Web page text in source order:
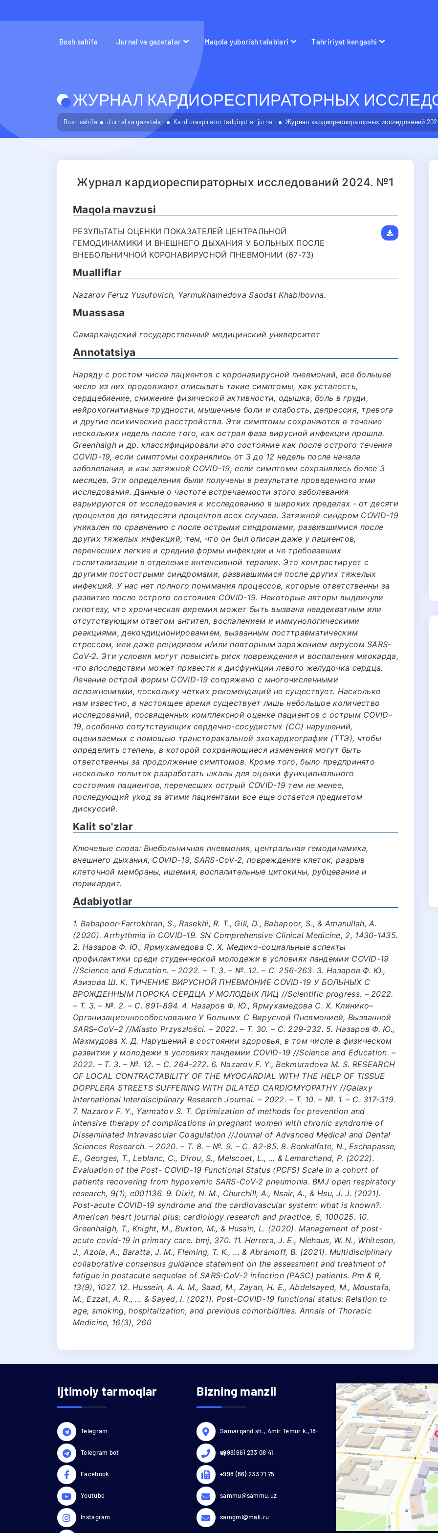
Bosh sahifa Jurnal va gazetalar Maqola yuborish talablari Tahririyat kengashi
ЖУРНАЛ КАРДИОРЕСПИРАТОРНЫХ
Bosh sahifa Jurnal va gazetalar Kardiorespirator tadqiqotlar jurnali Журнал кардиореспираторных исследований
Журнал кардиореспираторных исследований 2024. №1
Maqola mavzusi
РЕЗУЛЬТАТЫ ОЦЕНКИ ПОКАЗАТЕЛЕЙ ЦЕНТРАЛЬНОЙ
ГЕМОДИНАМИКИ И ВНЕШНЕГО ДЫХАНИЯ У БОЛЬНЫХ ПОСЛЕ
ВНЕБОЛЬНИЧНОЙ КОРОНАВИРУСНОЙ ПНЕВМОНИИ (67-73)
Mualliflar
Nazarov Feruz Yusufovich, Yarmukhamedova Saodat Khabibovna.
Muassasa
Самаркандский государственный медицинский университет
Annotatsiya
Наряду с ростом числа пациентов с коронавирусной пневмоний, все большее
число из них продолжают описывать такие симптомы, как усталость,
сердцебиение, снижение физической активности, одышка, боль в груди,
нейрокогнитивные трудности, мышечные боли и слабость, депрессия, тревога
и другие психические расстройства. Эти симптомы сохраняются в течение
нескольких недель после того, как острая фаза вирусной инфекции прошла.
Greenhalgh и др. классифицировали это состояние как после острого течения
COVID-19, если симптомы сохранялись от 3 до 12 недель после начала
заболевания, и как затяжной COVID-19, если симптомы сохранялись более 3
месяцев. Эти определения были получены в результате проведенного ими
исследования. Данные о частоте встречаемости этого заболевания
варьируются от исследования к исследованию в широких пределах - от десяти
процентов до пятидесяти процентов всех случаев. Затяжной синдром COVID-19
уникален по сравнению с после острыми синдромами, развившимися после
других тяжелых инфекций, тем, что он был описан даже у пациентов,
перенесших легкие и средние формы инфекции и не требовавших
госпитализации в отделение интенсивной терапии. Это контрастирует с
другими постострыми синдромами, развившимися после других тяжелых
инфекций. У нас нет полного понимания процессов, которые ответственны за
развитие после острого состояния COVID-19. Некоторые авторы выдвинули
гипотезу, что хроническая виремия может быть вызвана неадекватным или
отсутствующим ответом антител, воспалением и иммунологическими
реакциями, декондиционированием, вызванным посттравматическим
стрессом, или даже рецидивом и/или повторным заражением вирусом SARS-
CoV-2. Эти условия могут повысить риск повреждения и воспаления миокарда,
что впоследствии может привести к дисфункции левого желудочка сердца.
Лечение острой формы COVID-19 сопряжено с многочисленными
осложнениями, поскольку четких рекомендаций не существует. Насколько
нам известно, в настоящее время существует лишь небольшое количество
исследований, посвященных комплексной оценке пациентов с острым COVID-
19, особенно сопутствующих сердечно-сосудистых (СС) нарушений,
оцениваемых с помощью трансторакальной эхокардиографии (ТТЭ), чтобы
определить степень, в которой сохраняющиеся изменения могут быть
ответственны за продолжение симптомов. Кроме того, было предпринято
несколько попыток разработать шкалы для оценки функционального
состояния пациентов, перенесших острый COVID-19 тем не менее,
последующий уход за этими пациентами все еще остается предметом
дискуссий.
Kalit so'zlar
Ключевые слова: Внебольничная пневмония, центральная гемодинамика,
внешнего дыхания, COVID-19, SARS-CoV-2, повреждение клеток, разрыв
клеточной мембраны, ишемия, воспалительные цитокины, рубцевание и
перикардит.
Adabiyotlar
1. Babapoor-Farrokhran, S., Rasekhi, R. T., Gill, D., Babapoor, S., & Amanullah, A.
(2020). Arrhythmia in COVID-19. SN Comprehensive Clinical Medicine, 2, 1430-1435.
2. Назаров Ф. Ю., Ярмухамедова С. Х. Медико-социальные аспекты
профилактики среди студенческой молодежи в условиях пандемии COVID-19
//Science and Education. – 2022. – Т. 3. – №. 12. – С. 256-263. 3. Назаров Ф. Ю.,
Азизова Ш. К. ТИЧЕНИЕ ВИРУСНОЙ ПНЕВМОНИЕ COVID-19 У БОЛЬНЫХ С
ВРОЖДЕННЫМ ПОРОКА СЕРДЦА У МОЛОДЫХ ЛИЦ //Scientific progress. – 2022.
– Т. 3. – №. 2. – С. 891-894. 4. Назаров Ф. Ю., Ярмухамедова С. Х. Клинико–
Организационноеобоснование У Больных С Вирусной Пневмонией, Вызванной
SARS–CоV–2 //Miasto Przyszłości. – 2022. – Т. 30. – С. 229-232. 5. Назаров Ф. Ю.,
Махмудова Х. Д. Нарушений в состоянии здоровья, в том числе в физическом
развитии у молодежи в условиях пандемии COVID-19 //Science and Education. –
2022. – Т. 3. – №. 12. – С. 264-272. 6. Nazarov F. Y., Bekmuradova M. S. RESEARCH
OF LOCAL CONTRACTABILITY OF THE MYOCARDIAL WITH THE HELP OF TISSUE
DOPPLERA STREETS SUFFERING WITH DILATED CARDIOMYOPATHY //Galaxy
International Interdisciplinary Research Journal. – 2022. – Т. 10. – №. 1. – С. 317-319.
7. Nazarov F. Y., Yarmatov S. T. Optimization of methods for prevention and
intensive therapy of complications in pregnant women with chronic syndrome of
Disseminated Intravascular Coagulation //Journal of Advanced Medical and Dental
Sciences Research. – 2020. – Т. 8. – №. 9. – С. 82-85. 8. Benkalfate, N., Eschapasse,
E., Georges, T., Leblanc, C., Dirou, S., Melscoet, L., ... & Lemarchand, P. (2022).
Evaluation of the Post- COVID-19 Functional Status (PCFS) Scale in a cohort of
patients recovering from hypoxemic SARS-CoV-2 pneumonia. BMJ open respiratory
research, 9(1), e001136. 9. Dixit, N. M., Churchill, A., Nsair, A., & Hsu, J. J. (2021).
Post-acute COVID-19 syndrome and the cardiovascular system: what is known?.
American heart journal plus: cardiology research and practice, 5, 100025. 10.
Greenhalgh, T., Knight, M., Buxton, M., & Husain, L. (2020). Management of post-
acute covid-19 in primary care. bmj, 370. 11. Herrera, J. E., Niehaus, W. N., Whiteson,
J., Azola, A., Baratta, J. M., Fleming, T. K., ... & Abramoff, B. (2021). Multidisciplinary
collaborative consensus guidance statement on the assessment and treatment of
fatigue in postacute sequelae of SARS‐CoV‐2 infection (PASC) patients. Pm & R,
13(9), 1027. 12. Hussein, A. A. M., Saad, M., Zayan, H. E., Abdelsayed, M., Moustafa,
M., Ezzat, A. R., ... & Sayed, I. (2021). Post-COVID-19 functional status: Relation to
age, smoking, hospitalization, and previous comorbidities. Annals of Thoracic
Medicine, 16(3), 260
Ijtimoiy tarmoqlar
Telegram
Telegram bot
Facebook
Youtube
Instagram
Bizning manzil
Samarqand sh., Amir Temur k.,18-
uy
+998(66) 233 08 41
+998 (66) 233 71 75
sammu@sammu.uz
samgmi@mail.ru